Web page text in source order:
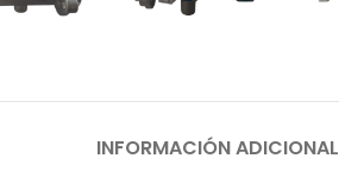
INFORMACIÓN ADICIONAL